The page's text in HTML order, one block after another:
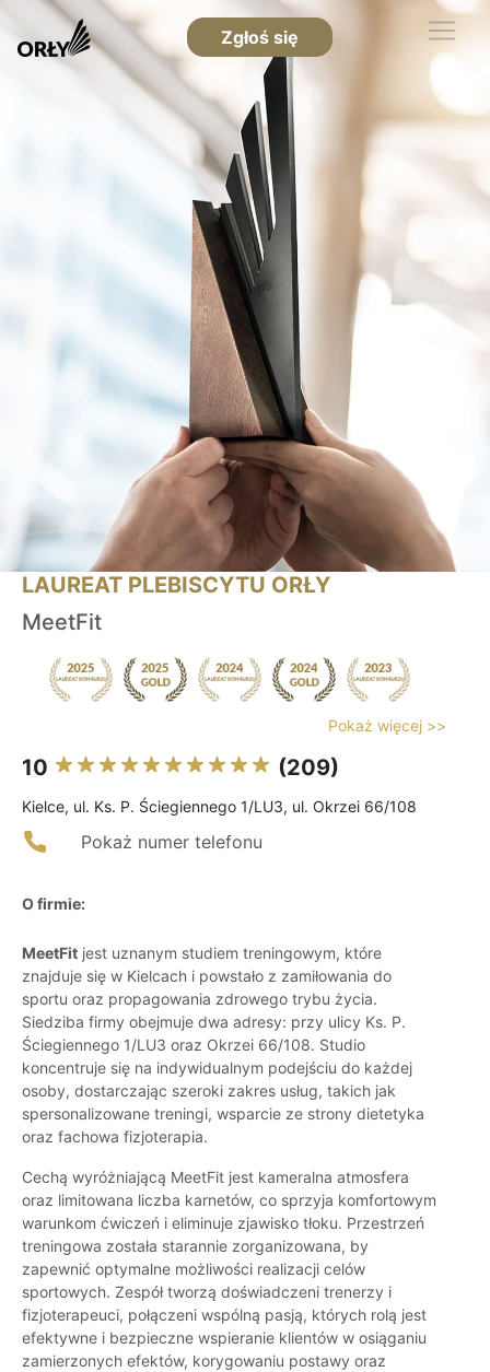
Zgłoś się
LAUREAT PLEBISCYTU ORŁY
MeetFit
Pokaż więcej >>
10 (209)
Kielce, ul. Ks. P. Ściegiennego 1/LU3, ul. Okrzei 66/108
Pokaż numer telefonu
O firmie:
MeetFit jest uznanym studiem treningowym, które
znajduje się w Kielcach i powstało z zamiłowania do
sportu oraz propagowania zdrowego trybu życia.
Siedziba firmy obejmuje dwa adresy: przy ulicy Ks. P.
Ściegiennego 1/LU3 oraz Okrzei 66/108. Studio
koncentruje się na indywidualnym podejściu do każdej
osoby, dostarczając szeroki zakres usług, takich jak
spersonalizowane treningi, wsparcie ze strony dietetyka
oraz fachowa fizjoterapia.
Cechą wyróżniającą MeetFit jest kameralna atmosfera
oraz limitowana liczba karnetów, co sprzyja komfortowym
warunkom ćwiczeń i eliminuje zjawisko tłoku. Przestrzeń
treningowa została starannie zorganizowana, by
zapewnić optymalne możliwości realizacji celów
sportowych. Zespół tworzą doświadczeni trenerzy i
fizjoterapeuci, połączeni wspólną pasją, których rolą jest
efektywne i bezpieczne wspieranie klientów w osiąganiu
zamierzonych efektów, korygowaniu postawy oraz